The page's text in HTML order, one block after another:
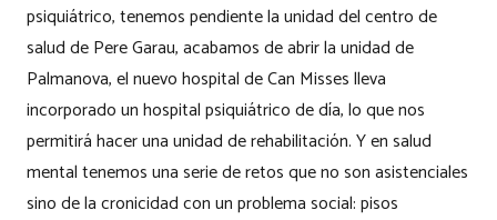
psiquiátrico, tenemos pendiente la unidad del centro de
salud de Pere Garau, acabamos de abrir la unidad de
Palmanova, el nuevo hospital de Can Misses lleva
incorporado un hospital psiquiátrico de día, lo que nos
permitirá hacer una unidad de rehabilitación. Y en salud
mental tenemos una serie de retos que no son asistenciales
sino de la cronicidad con un problema social: pisos